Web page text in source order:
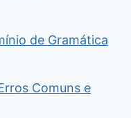
de Gramática
Comuns e